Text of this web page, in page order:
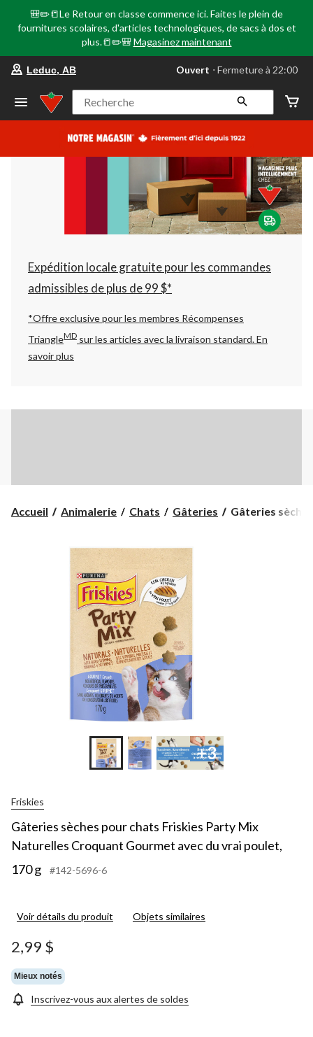
🎒✏️📒Le Retour en classe commence ici. Faites le plein de
fournitures scolaires, d'articles technologiques, de sacs à dos et
plus.📒✏️🎒 Magasinez maintenant
votre
préféré
Leduc,
AB,
courament
Fermeture
à
22:00
cliquer
pour
changer
Leduc, AB Ouvert ⋅ Fermeture à 22:00
Recherche
Expédition locale gratuite pour les commandes
admissibles de plus de 99 $*
*Offre exclusive pour les membres Récompenses
TriangleMD sur les articles avec la livraison standard.En
savoir plus
Accueil Animalerie Chats Gâteries
Gâteries
Gâteries
+3
Friskies
Gâteries sèches pour chats Friskies Party Mix
Naturelles Croquant Gourmet avec du vrai poulet,
170 g
#142-5696-6
Voir détails du produit Objets similaires
2,99 $
Mieux notés
Inscrivez-vous aux alertes de soldes